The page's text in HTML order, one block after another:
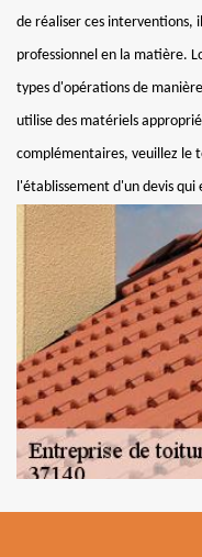
de réaliser ces interventions,
professionnel en la matière.
types d'opérations de
utilise des matériels
complémentaires, veuillez le
l'établissement d'un devis